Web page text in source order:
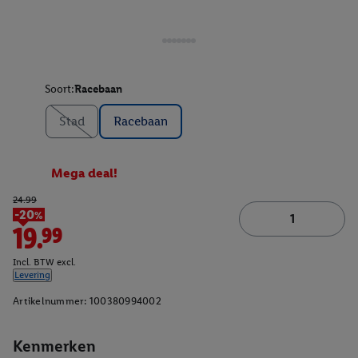
Kenmerken
Soort:Racebaan
Stad Racebaan
Mega deal!
24.99
-20%
19.99
Incl. BTW excl.
Levering
Artikelnummer: 100380994002